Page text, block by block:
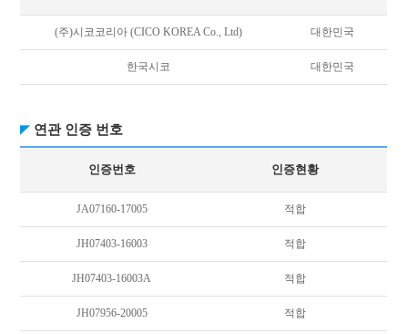
(주)시코코리아 (CICO KOREA Co., Ltd) 대한민국
한국시코 대한민국
연관 인증 번호
인증번호 인증현황
JA07160-17005 적합
JH07403-16003 적합
JH07403-16003A 적합
JH07956-20005 적합